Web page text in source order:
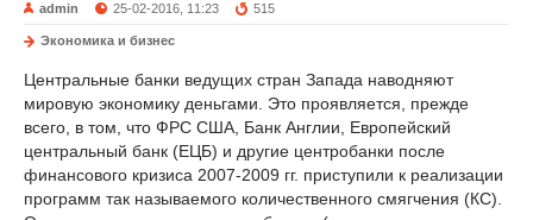
admin 25-02-2016, 11:23 515
Экономика и бизнес
Центральные банки ведущих стран Запада наводняют
мировую экономику деньгами. Это проявляется, прежде
всего, в том, что ФРС США, Банк Англии, Европейский
центральный банк (ЕЦБ) и другие центробанки после
финансового кризиса 2007-2009 гг. приступили к реализации
программ так называемого количественного смягчения (КС).